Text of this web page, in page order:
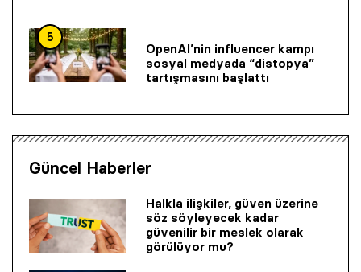
5
OpenAI’nin influencer kampı
sosyal medyada “distopya”
tartışmasını başlattı
Güncel Haberler
Halkla ilişkiler, güven üzerine
söz söyleyecek kadar
güvenilir bir mes­lek olarak
görülüyor mu?